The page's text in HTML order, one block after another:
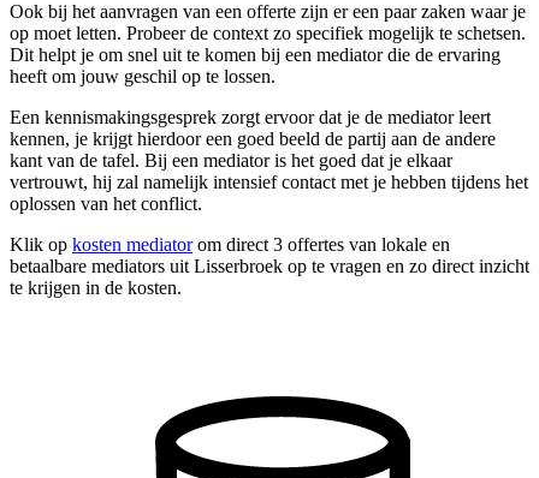
Ook bij het aanvragen van een offerte zijn er een paar zaken waar je
op moet letten. Probeer de context zo specifiek mogelijk te schetsen.
Dit helpt je om snel uit te komen bij een mediator die de ervaring
heeft om jouw geschil op te lossen.
Een kennismakingsgesprek zorgt ervoor dat je de mediator leert
kennen, je krijgt hierdoor een goed beeld de partij aan de andere
kant van de tafel. Bij een mediator is het goed dat je elkaar
vertrouwt, hij zal namelijk intensief contact met je hebben tijdens het
oplossen van het conflict.
Klik op kosten mediatorom direct 3 offertes van lokale en
betaalbare mediators uit Lisserbroek op te vragen en zo direct inzicht
te krijgen in de kosten.